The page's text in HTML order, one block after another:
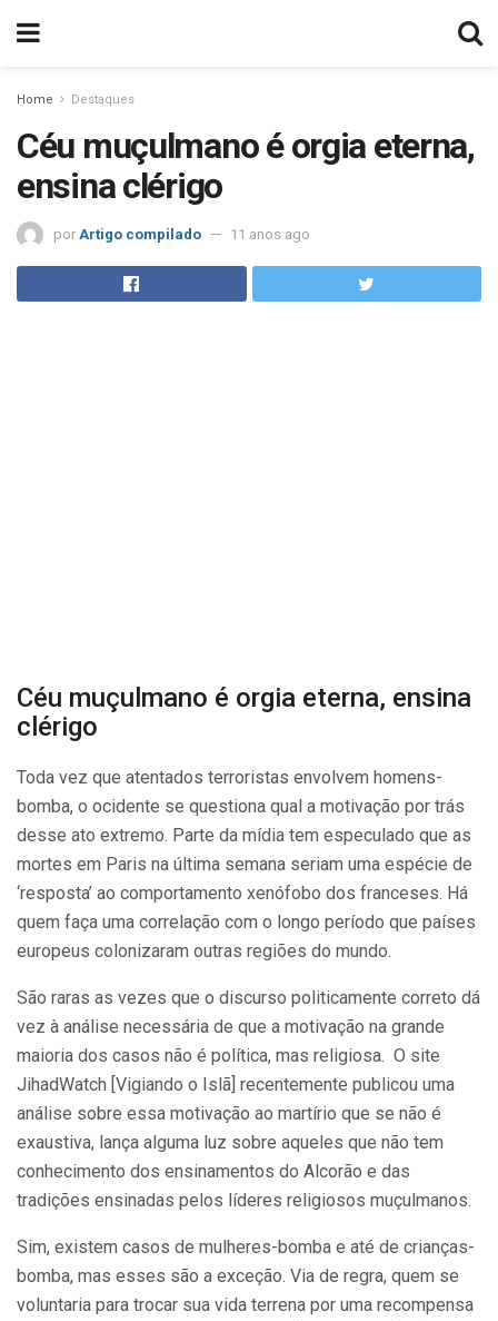
Home Destaques
Céu muçulmano é orgia eterna,
ensina clérigo
por Artigo compilado 11 anos ago
Céu muçulmano é orgia eterna, ensina
clérigo
Toda vez que atentados terroristas envolvem homens-
bomba, o ocidente se questiona qual a motivação por trás
desse ato extremo. Parte da mídia tem especulado que as
mortes em Paris na última semana seriam uma espécie de
‘resposta’ ao comportamento xenófobo dos franceses. Há
quem faça uma correlação com o longo período que países
europeus colonizaram outras regiões do mundo.
São raras as vezes que o discurso politicamente correto dá
vez à análise necessária de que a motivação na grande
maioria dos casos não é política, mas religiosa. O site
JihadWatch [Vigiando o Islã] recentemente publicou uma
análise sobre essa motivação ao martírio que se não é
exaustiva, lança alguma luz sobre aqueles que não tem
conhecimento dos ensinamentos do Alcorão e das
tradições ensinadas pelos líderes religiosos muçulmanos.
Sim, existem casos de mulheres-bomba e até de crianças-
bomba, mas esses são a exceção. Via de regra, quem se
voluntaria para trocar sua vida terrena por uma recompensa